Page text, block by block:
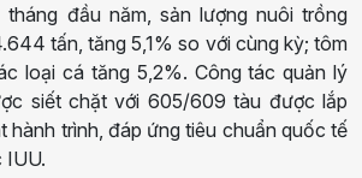
đầu năm, sản lượng nuôi trồng
tấn, tăng 5,1% so với cùng kỳ; tôm
loại cá tăng 5,2%. Công tác quản lý
siết chặt với 605/609 tàu được lắp
hành trình, đáp ứng tiêu chuẩn quốc tế
IUU.